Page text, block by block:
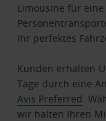
Limousine für
Ihr perfektes
Kunden erhalten
Tage durch eine
Avis Preferred .
wir halten Ihren